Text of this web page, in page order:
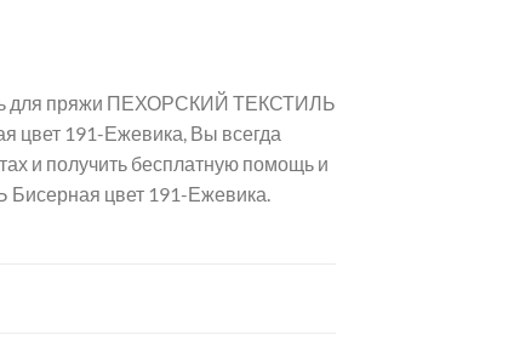
для пряжи ПЕХОРСКИЙ ТЕКСТИЛЬ
цвет 191-Ежевика, Вы всегда
и получить бесплатную помощь и
цвет 191-Ежевика.